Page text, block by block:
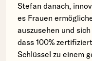
Stefan danach,
es Frauen
auszusehen und
dass 100%
Schlüssel zu einem